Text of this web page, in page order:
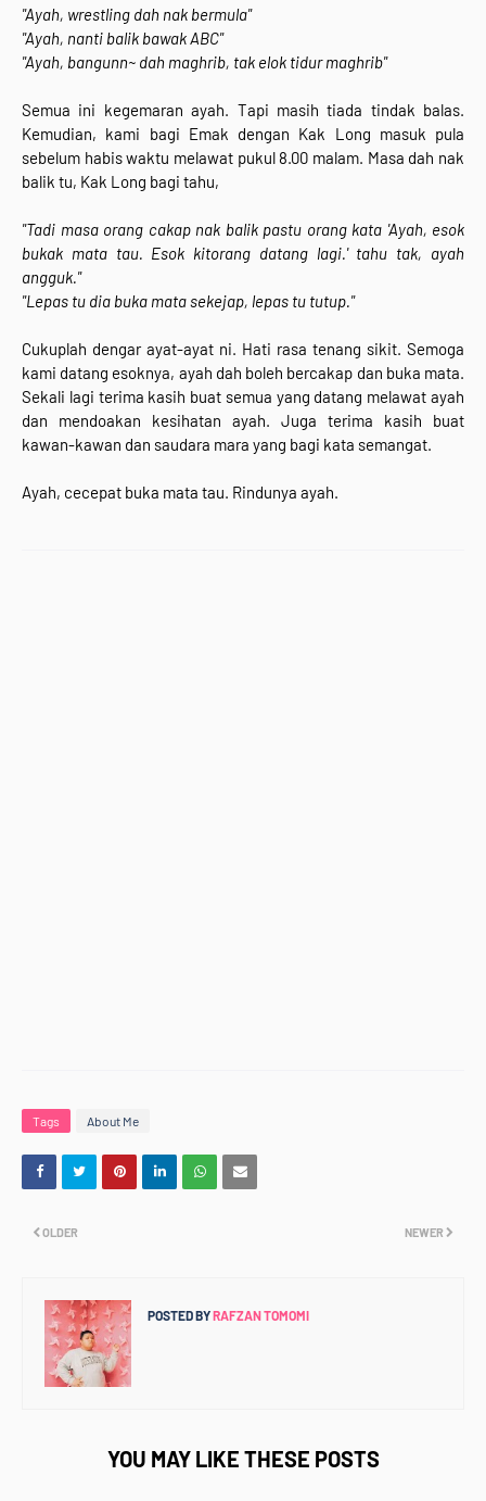
"Ayah, wrestling dah nak bermula"
"Ayah, nanti balik bawak ABC"
"Ayah, bangunn~ dah maghrib, tak elok tidur maghrib"
Semua ini kegemaran ayah. Tapi masih tiada tindak balas.
Kemudian, kami bagi Emak dengan Kak Long masuk pula
sebelum habis waktu melawat pukul 8.00 malam. Masa dah nak
balik tu, Kak Long bagi tahu,
"Tadi masa orang cakap nak balik pastu orang kata 'Ayah, esok
bukak mata tau. Esok kitorang datang lagi.' tahu tak, ayah
angguk."
"Lepas tu dia buka mata sekejap, lepas tu tutup."
Cukuplah dengar ayat-ayat ni. Hati rasa tenang sikit. Semoga
kami datang esoknya, ayah dah boleh bercakap dan buka mata.
Sekali lagi terima kasih buat semua yang datang melawat ayah
dan mendoakan kesihatan ayah. Juga terima kasih buat
kawan-kawan dan saudara mara yang bagi kata semangat.
Ayah, cecepat buka mata tau. Rindunya ayah.
Tags About Me
NEWER
OLDER
POSTED BYRAFZAN TOMOMI
YOU MAY LIKE THESE POSTS